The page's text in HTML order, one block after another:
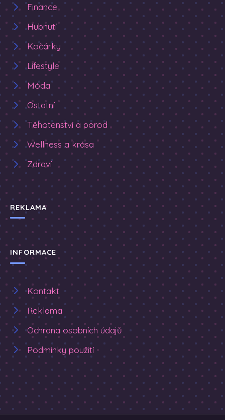
Finance
Hubnutí
Kočárky
Lifestyle
Móda
Ostatní
Těhotenství a porod
Wellness a krása
Zdraví
REKLAMA
INFORMACE
Kontakt
Reklama
Ochrana osobních údajů
Podmínky použití